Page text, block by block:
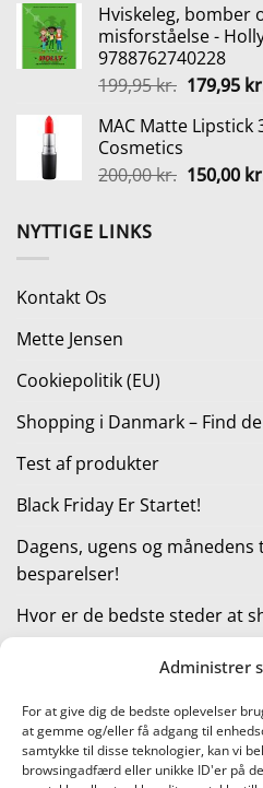
Administrer
For at give dig de bedste oplevelser
at gemme og/eller få adgang til
samtykke til disse teknologier, kan vi
browsingadfærd eller unikke ID'er på
pris
var:
Hviskeleg, bomber
misforståelse -
9788762740228
199,95kr. Den
pris
199,95
179,95
MAC Matte Lipstick
Cosmetics
200,00kr. Den
150,00
NYTTIGE LINKS
Kontakt Os
Mette Jensen
Cookiepolitik (EU)
Shopping i Danmark – Find
Test af produkter
Black Friday Er Startet!
Dagens, ugens og månedens
besparelser!
Hvor er de bedste steder at
Kategorier